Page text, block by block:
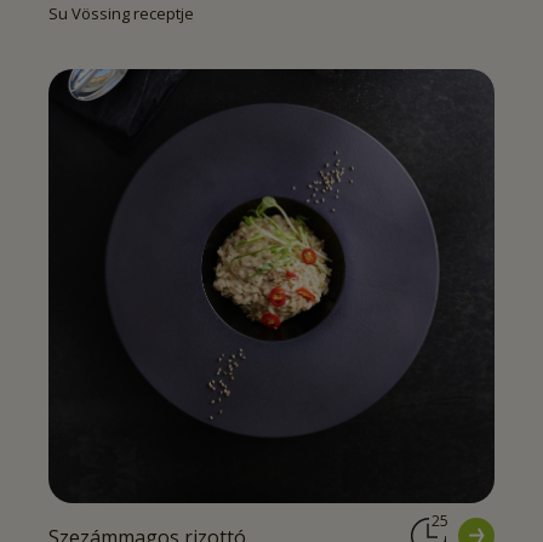
Su Vössing receptje
25